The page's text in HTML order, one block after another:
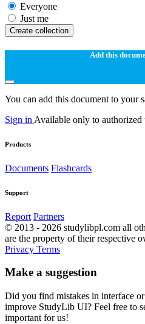
Everyone
Just me
Create collection
Add this
You can add this document to your
Sign in Available only to authorized
Products
Documents Flashcards
Support
Report Partners
© 2013 - 2026 studylibpl.com all
are the property of their respective
Privacy Terms
Make a suggestion
Did you find mistakes in interface
improve StudyLib UI? Feel free to
important for us!